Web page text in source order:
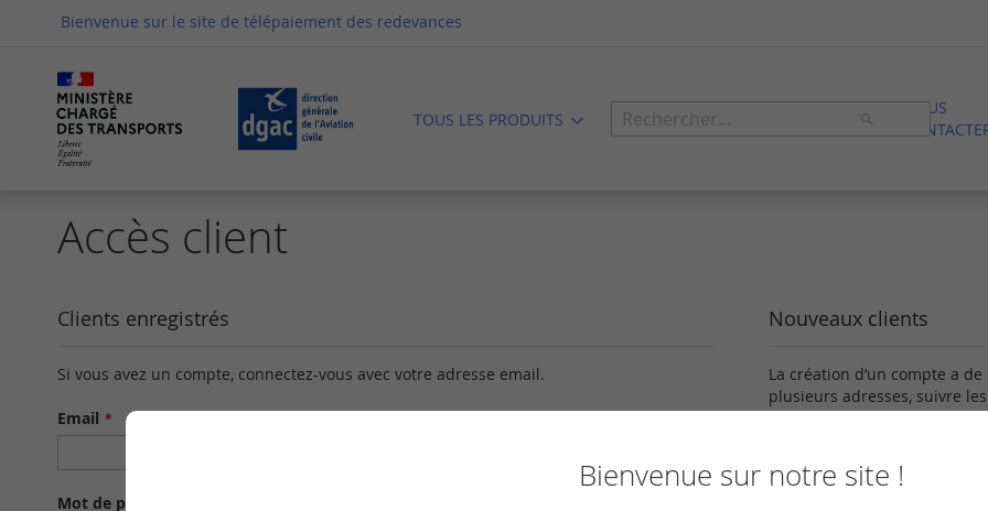
Allez
Bienvenue sur le site de télépaiement des redevances
TOUS LES PRODUITS
Rechercher
Rechercher
NOUS
Accès client
Clients enregistrés
Si vous avez un compte, connectez-vous avec votre adresse email.
Email
Mot de passe
Nouveaux clients
La création d’un compte a
plusieurs adresses, suivre
Bienvenue sur notre site !